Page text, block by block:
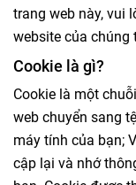
trang web này, vui
website của chúng
Cookie là gì?
Cookie là một
web chuyển sang
máy tính của bạn;
cập lại và nhớ